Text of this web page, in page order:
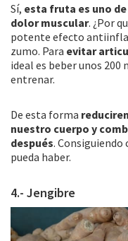
Sí, esta fruta es uno
dolor muscular. ¿Por
potente efecto
zumo. Para evitar
ideal es beber unos
entrenar.
De esta forma
nuestro cuerpo y
después.
pueda haber.
4.- Jengibre